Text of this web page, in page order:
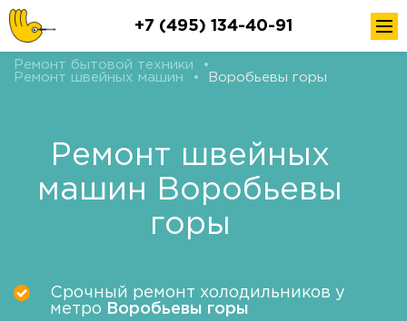
+7 (495) 134-40-91
Ремонт бытовой техники
•
Ремонт швейных машин
• Воробьевы горы
Ремонт швейных
машин Воробьевы
горы
Срочный ремонт холодильников у
метро
Воробьевы горы